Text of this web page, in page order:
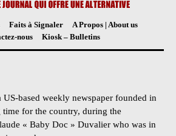
Faits à Signaler
A Propos | About us
nous
Kiosk – Bulletins
US-based weekly newspaper founded in
time for the country, during the
« Baby Doc » Duvalier who was in